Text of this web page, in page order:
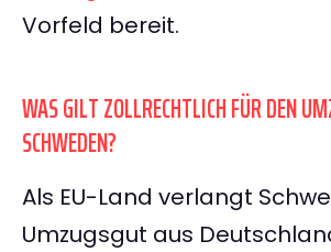
Vorfeld bereit.
WAS GILT ZOLLRECHTLICH FÜR DEN
SCHWEDEN?
Als EU-Land verlangt
Umzugsgut aus